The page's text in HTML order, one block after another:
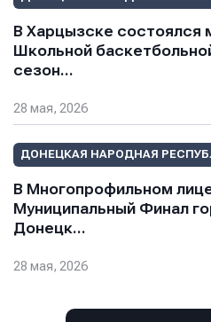
В Харцызске состоялся
Школьной
сезон…
28 мая, 2026
ДОНЕЦКАЯ НАРОДНАЯ
В Многопрофильном
Муниципальный Финал
Донецк…
28 мая, 2026